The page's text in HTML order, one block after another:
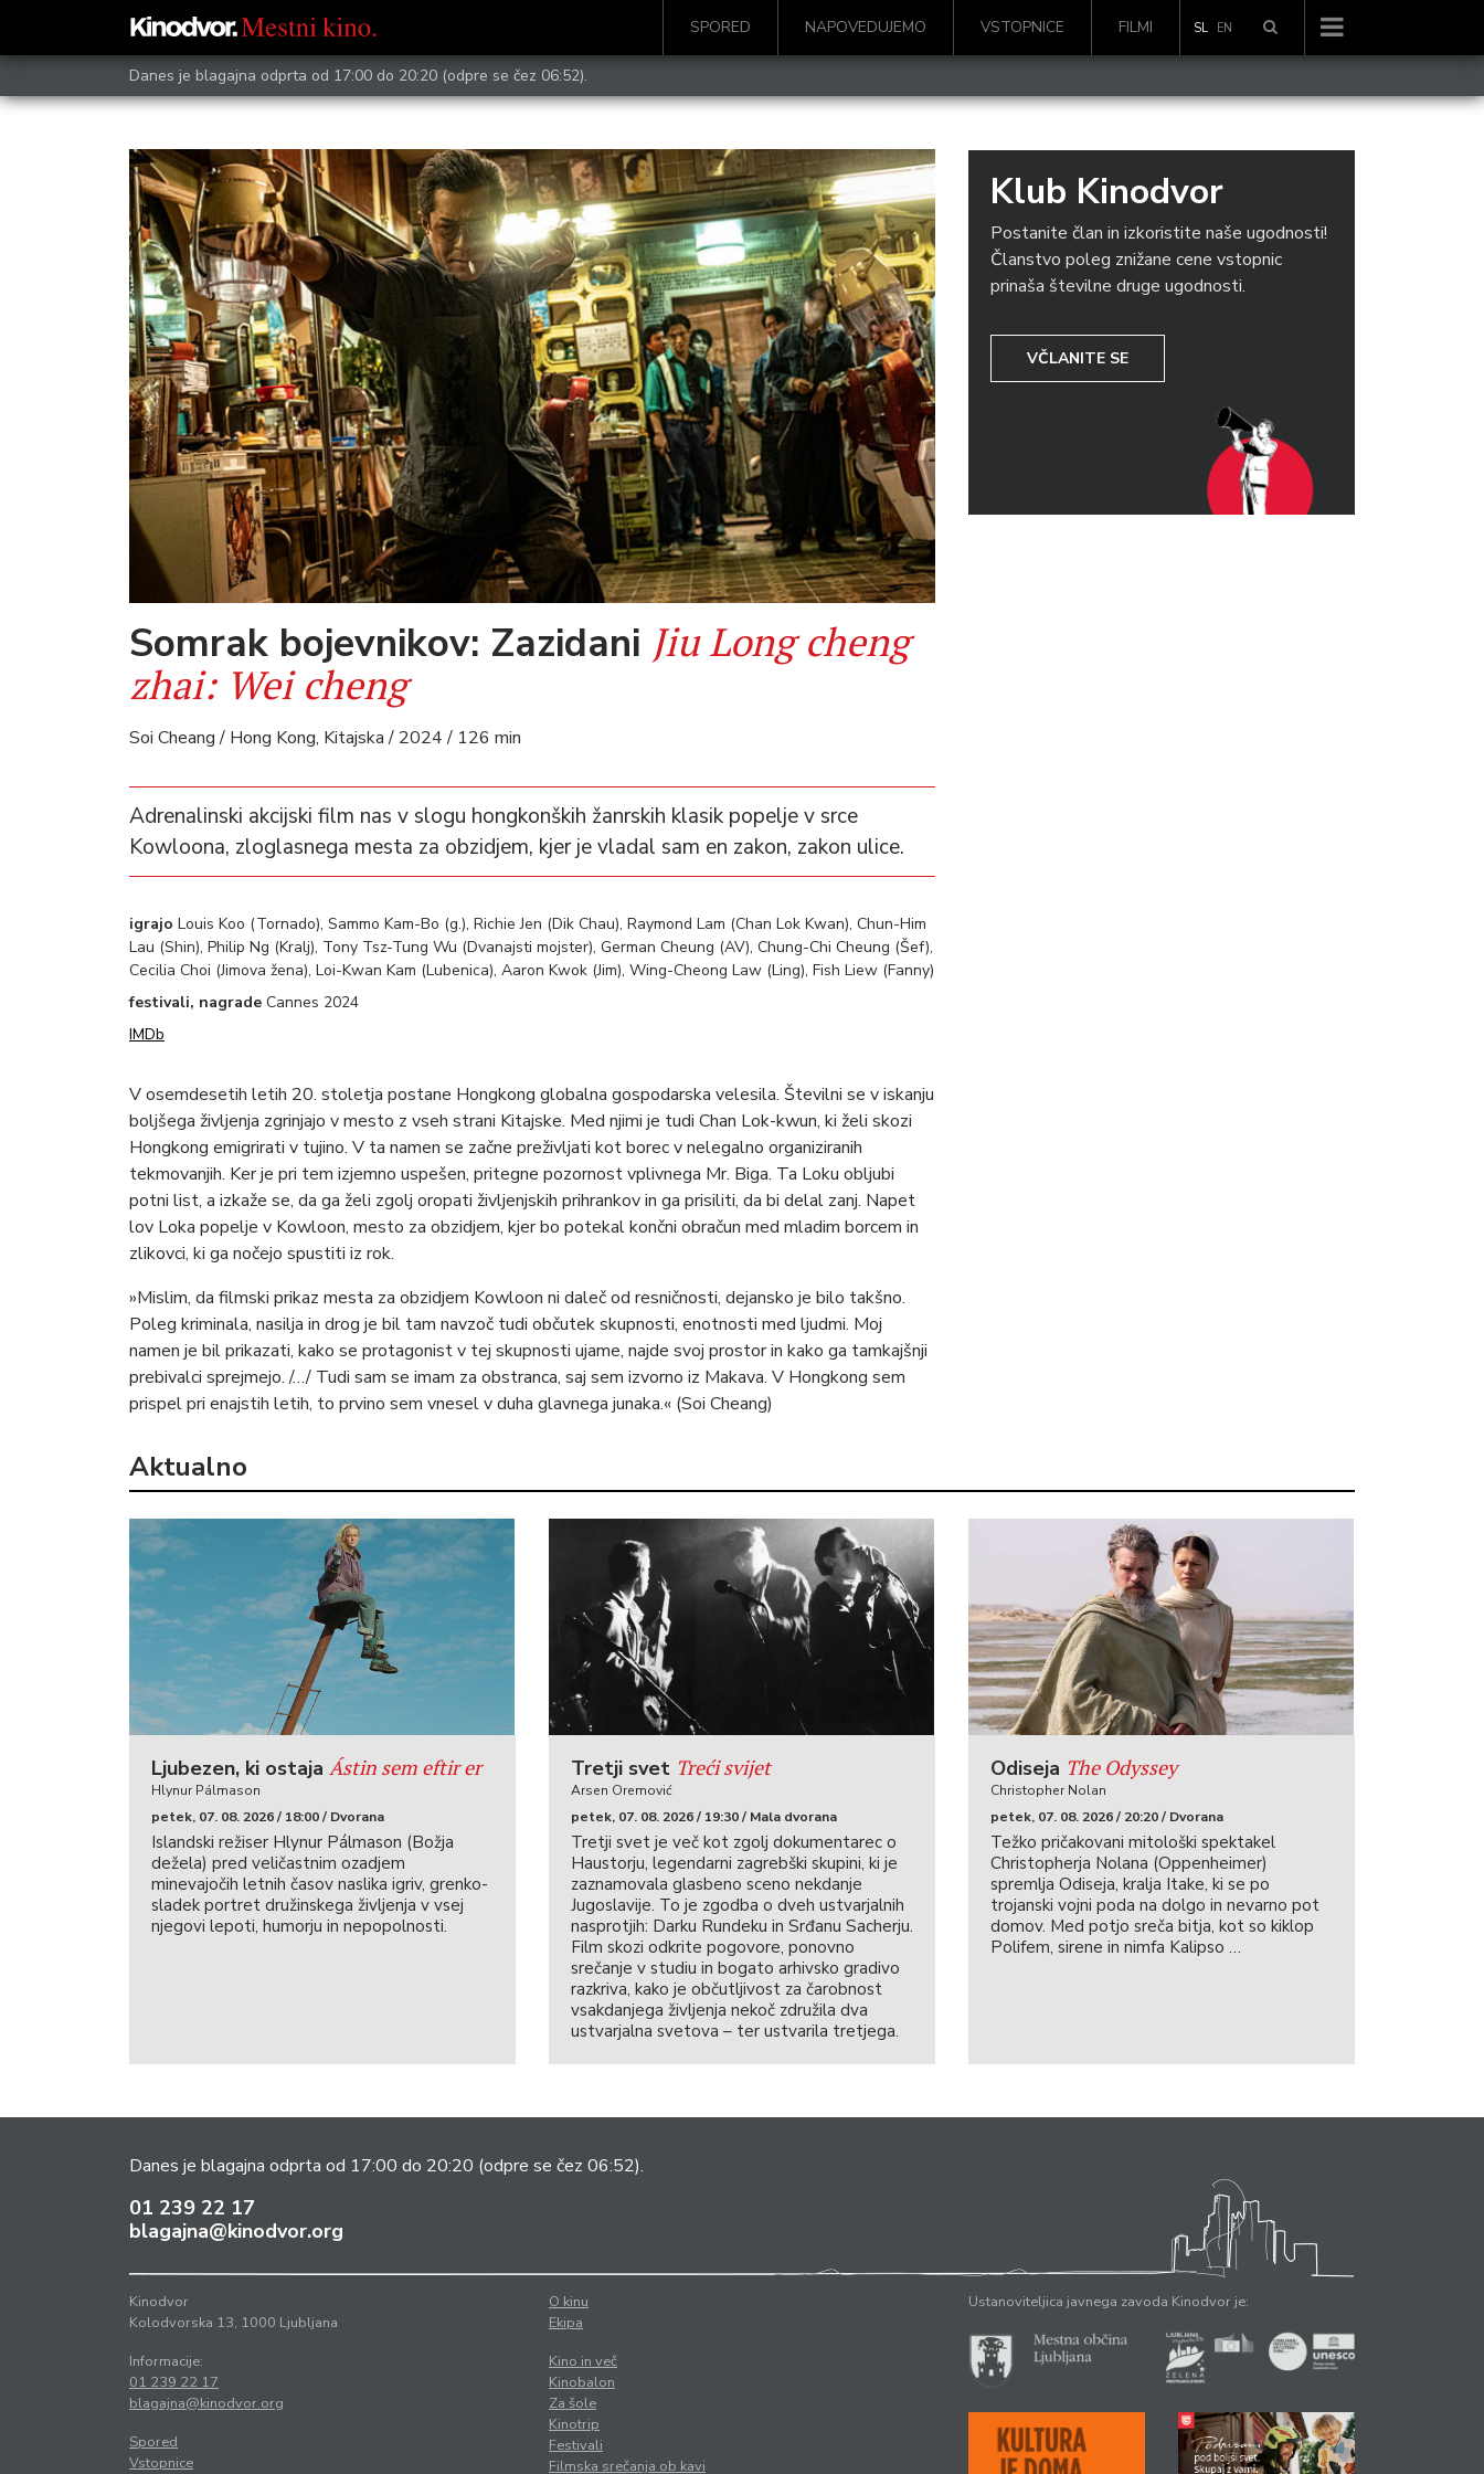
SPORED NAPOVEDUJEMO VSTOPNICE FILMI SL EN
Danes je blagajna odprta od 17:00 do 20:20 (odpre se čez 06:52).
Somrak bojevnikov: Zazidani Jiu Long cheng
zhai: Wei cheng
Soi Cheang / Hong Kong, Kitajska / 2024 / 126 min
Adrenalinski akcijski film nas v slogu hongkonških žanrskih klasik popelje v srce
Kowloona, zloglasnega mesta za obzidjem, kjer je vladal sam en zakon, zakon ulice.
igrajo Louis Koo (Tornado), Sammo Kam-Bo (g.), Richie Jen (Dik Chau), Raymond Lam (Chan Lok Kwan), Chun-Him
Lau (Shin), Philip Ng (Kralj), Tony Tsz-Tung Wu (Dvanajsti mojster), German Cheung (AV), Chung-Chi Cheung (Šef),
Cecilia Choi (Jimova žena), Loi-Kwan Kam (Lubenica), Aaron Kwok (Jim), Wing-Cheong Law (Ling), Fish Liew (Fanny)
festivali, nagrade Cannes 2024
IMDb
V osemdesetih letih 20. stoletja postane Hongkong globalna gospodarska velesila. Številni se v iskanju
boljšega življenja zgrinjajo v mesto z vseh strani Kitajske. Med njimi je tudi Chan Lok-kwun, ki želi skozi
Hongkong emigrirati v tujino. V ta namen se začne preživljati kot borec v nelegalno organiziranih
tekmovanjih. Ker je pri tem izjemno uspešen, pritegne pozornost vplivnega Mr. Biga. Ta Loku obljubi
potni list, a izkaže se, da ga želi zgolj oropati življenjskih prihrankov in ga prisiliti, da bi delal zanj. Napet
lov Loka popelje v Kowloon, mesto za obzidjem, kjer bo potekal končni obračun med mladim borcem in
zlikovci, ki ga nočejo spustiti iz rok.
»Mislim, da filmski prikaz mesta za obzidjem Kowloon ni daleč od resničnosti, dejansko je bilo takšno.
Poleg kriminala, nasilja in drog je bil tam navzoč tudi občutek skupnosti, enotnosti med ljudmi. Moj
namen je bil prikazati, kako se protagonist v tej skupnosti ujame, najde svoj prostor in kako ga tamkajšnji
prebivalci sprejmejo. /…/ Tudi sam se imam za obstranca, saj sem izvorno iz Makava. V Hongkong sem
prispel pri enajstih letih, to prvino sem vnesel v duha glavnega junaka.« (Soi Cheang)
Klub Kinodvor
Postanite član in izkoristite naše ugodnosti!
Članstvo poleg znižane cene vstopnic
prinaša številne druge ugodnosti.
VČLANITE SE
Aktualno
Ljubezen, ki ostaja Ástin sem eftir er
Hlynur Pálmason
petek, 07. 08. 2026 / 18:00 / Dvorana
Islandski režiser Hlynur Pálmason (Božja
dežela) pred veličastnim ozadjem
minevajočih letnih časov naslika igriv, grenko-
sladek portret družinskega življenja v vsej
njegovi lepoti, humorju in nepopolnosti.
Tretji svet Treći svijet
Arsen Oremović
petek, 07. 08. 2026 / 19:30 / Mala dvorana
Tretji svet je več kot zgolj dokumentarec o
Haustorju, legendarni zagrebški skupini, ki je
zaznamovala glasbeno sceno nekdanje
Jugoslavije. To je zgodba o dveh ustvarjalnih
nasprotjih: Darku Rundeku in Srđanu Sacherju.
Film skozi odkrite pogovore, ponovno
srečanje v studiu in bogato arhivsko gradivo
razkriva, kako je občutljivost za čarobnost
vsakdanjega življenja nekoč združila dva
ustvarjalna svetova – ter ustvarila tretjega.
Odiseja The Odyssey
Christopher Nolan
petek, 07. 08. 2026 / 20:20 / Dvorana
Težko pričakovani mitološki spektakel
Christopherja Nolana (Oppenheimer)
spremlja Odiseja, kralja Itake, ki se po
trojanski vojni poda na dolgo in nevarno pot
domov. Med potjo sreča bitja, kot so kiklop
Polifem, sirene in nimfa Kalipso …
Danes je blagajna odprta od 17:00 do 20:20 (odpre se čez 06:52).
01 239 22 17
blagajna@kinodvor.org
Kinodvor
Kolodvorska 13, 1000 Ljubljana
Informacije:
01 239 22 17
blagajna@kinodvor.org
Spored
Vstopnice
O kinu
Ekipa
Kino in več
Kinobalon
Za šole
Kinotrip
Festivali
Filmska srečanja ob kavi
Ustanoviteljica javnega zavoda Kinodvor je: